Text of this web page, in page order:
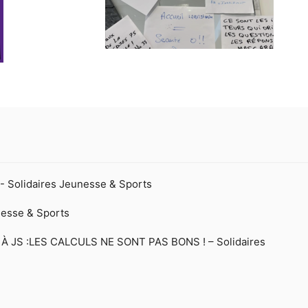
Solidaires Jeunesse & Sports
& Sports
JS :LES CALCULS NE SONT PAS BONS ! – Solidaires